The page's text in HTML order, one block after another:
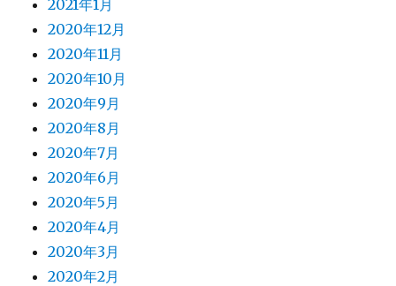
2021年1月
2020年12月
2020年11月
2020年10月
2020年9月
2020年8月
2020年7月
2020年6月
2020年5月
2020年4月
2020年3月
2020年2月